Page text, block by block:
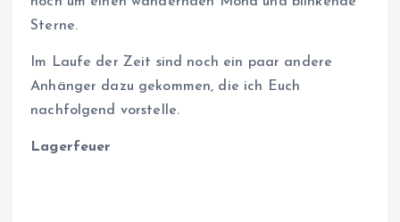
Sterne.
Im Laufe der Zeit sind noch ein paar andere
Anhänger dazu gekommen, die ich Euch
nachfolgend vorstelle.
Lagerfeuer